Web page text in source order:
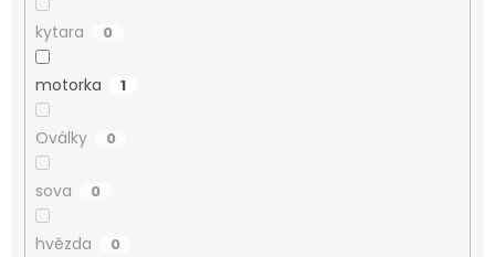
kytara 0
motorka 1
Oválky 0
sova 0
hvězda 0